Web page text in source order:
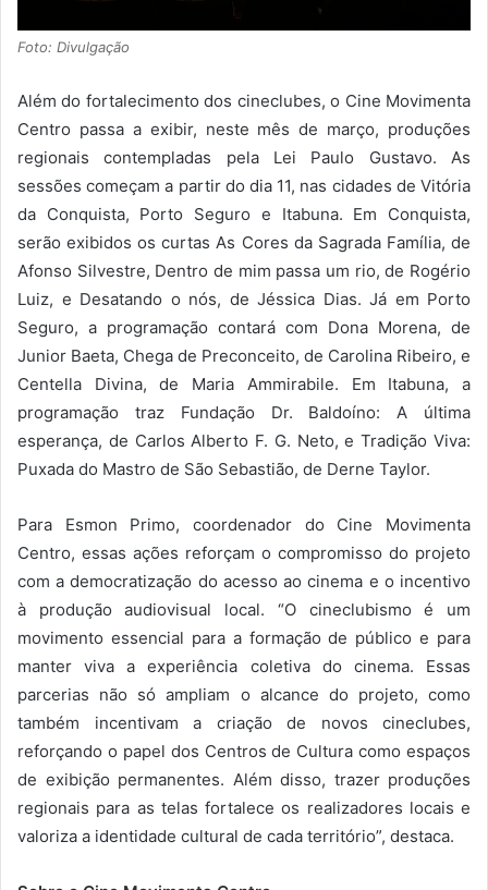
Foto: Divulgação
Além do fortalecimento dos cineclubes, o Cine Movimenta
Centro passa a exibir, neste mês de março, produções
regionais contempladas pela Lei Paulo Gustavo. As
sessões começam a partir do dia 11, nas cidades de Vitória
da Conquista, Porto Seguro e Itabuna. Em Conquista,
serão exibidos os curtas As Cores da Sagrada Família, de
Afonso Silvestre, Dentro de mim passa um rio, de Rogério
Luiz, e Desatando o nós, de Jéssica Dias. Já em Porto
Seguro, a programação contará com Dona Morena, de
Junior Baeta, Chega de Preconceito, de Carolina Ribeiro, e
Centella Divina, de Maria Ammirabile. Em Itabuna, a
programação traz Fundação Dr. Baldoíno: A última
esperança, de Carlos Alberto F. G. Neto, e Tradição Viva:
Puxada do Mastro de São Sebastião, de Derne Taylor.
Para Esmon Primo, coordenador do Cine Movimenta
Centro, essas ações reforçam o compromisso do projeto
com a democratização do acesso ao cinema e o incentivo
à produção audiovisual local. “O cineclubismo é um
movimento essencial para a formação de público e para
manter viva a experiência coletiva do cinema. Essas
parcerias não só ampliam o alcance do projeto, como
também incentivam a criação de novos cineclubes,
reforçando o papel dos Centros de Cultura como espaços
de exibição permanentes. Além disso, trazer produções
regionais para as telas fortalece os realizadores locais e
valoriza a identidade cultural de cada território”, destaca.